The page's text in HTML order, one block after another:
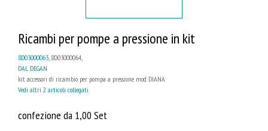
Ricambi per pompe a pressione in kit
8D03000063 , 8D03000064,
DAL DEGAN
kit accessori di ricambio per pompa a pressione mod. DIANA
Vedi altri 2 articoli collegati
confezione da 1,00 Set